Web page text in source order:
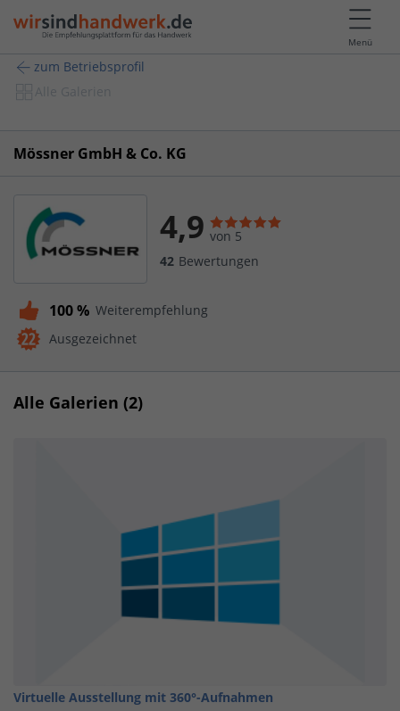
Menü
zum Betriebsprofil
Alle Galerien
Mössner GmbH & Co. KG
4,9 von 5
42 Bewertungen
100 % Weiterempfehlung
Ausgezeichnet
Alle Galerien (2)
Virtuelle Ausstellung mit 360°-Aufnahmen